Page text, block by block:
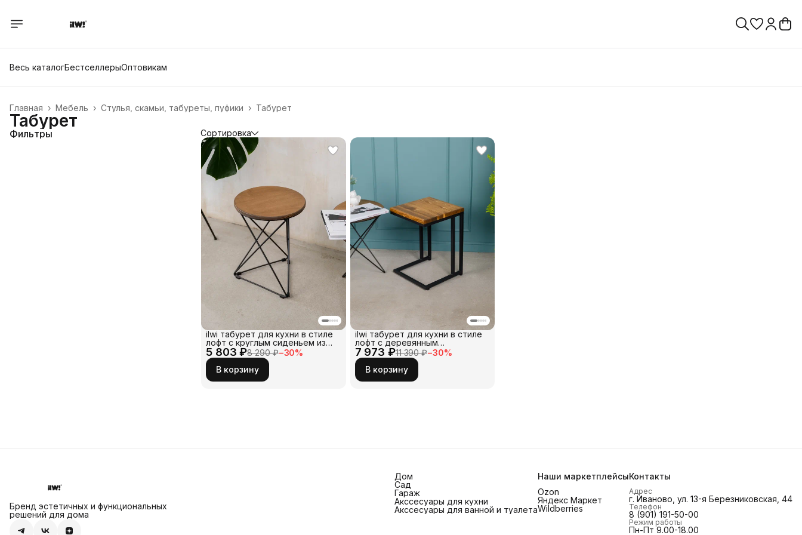
Весь каталогБестселлерыОптовикам
Табурет
Стулья, скамьи, табуреты, пуфики ›
Мебель ›
Главная ›
Табурет
Фильтры Сортировка
5 803 ₽8 290 ₽−30%
ilwi табурет для кухни в стиле
лофт с круглым сиденьем из
фанеры и металлическим
каркасом черного цвета.
Низкая табуретка для
кухонного, обеденного стола
дома и на даче, в баре и кафе.
В корзину
7 973 ₽11 390 ₽−30%
ilwi табурет для кухни в стиле
лофт с деревянным
квадратным сиденьем и
металлическим каркасом
черного цвета. Низкая
табуретка для кухонного,
обеденного стола дома и на
В корзину
Бренд эстетичных и функциональных
решений для дома
Дом
Сад
Гараж
Акссесуары для кухни
Акссесуары для ванной и туалета
Наши маркетплейсы
Ozon
Яндекс Маркет
Wildberries
Контакты
Адрес
г. Иваново, ул. 13-я Березниковская, 44
Телефон
8 (901) 191-50-00
Режим работы
Пн-Пт 9.00-18.00